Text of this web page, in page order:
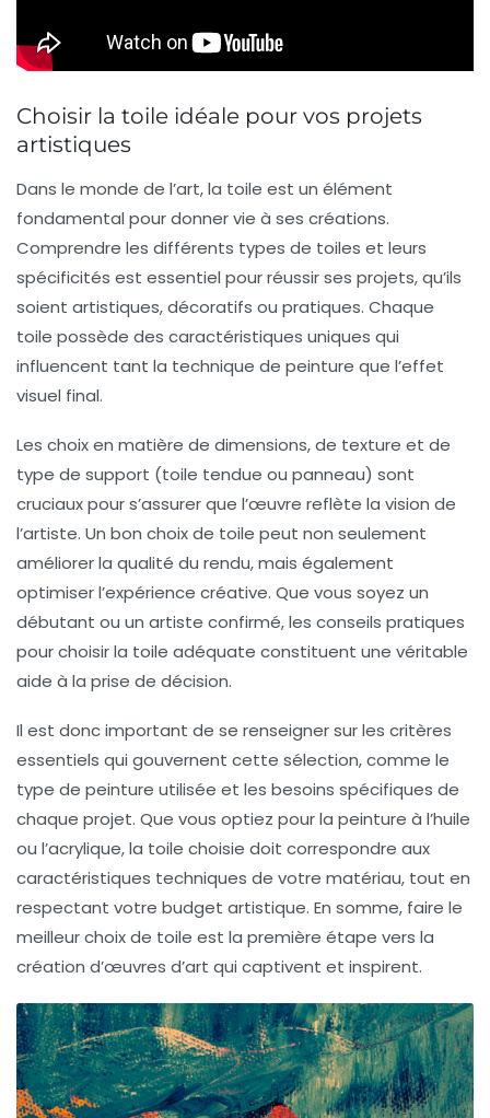
Choisir la toile idéale pour vos projets
artistiques
Dans le monde de l’art, la toile est un élément
fondamental pour donner vie à ses créations.
Comprendre les différents types de toiles et leurs
spécificités est essentiel pour réussir ses projets, qu’ils
soient artistiques, décoratifs ou pratiques. Chaque
toile possède des caractéristiques uniques qui
influencent tant la technique de peinture que l’effet
visuel final.
Les choix en matière de dimensions, de texture et de
type de support (toile tendue ou panneau) sont
cruciaux pour s’assurer que l’œuvre reflète la vision de
l’artiste. Un bon choix de toile peut non seulement
améliorer la qualité du rendu, mais également
optimiser l’expérience créative. Que vous soyez un
débutant ou un artiste confirmé, les conseils pratiques
pour choisir la toile adéquate constituent une véritable
aide à la prise de décision.
Il est donc important de se renseigner sur les critères
essentiels qui gouvernent cette sélection, comme le
type de peinture utilisée et les besoins spécifiques de
chaque projet. Que vous optiez pour la peinture à l’huile
ou l’acrylique, la toile choisie doit correspondre aux
caractéristiques techniques de votre matériau, tout en
respectant votre budget artistique. En somme, faire le
meilleur choix de toile est la première étape vers la
création d’œuvres d’art qui captivent et inspirent.